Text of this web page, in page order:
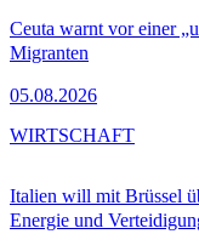
Ceuta warnt vor einer
Migranten
05.08.2026
Italien will mit Brüssel
Energie und
WIRTSCHAFT